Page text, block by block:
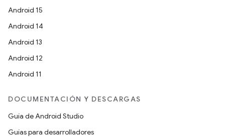
Android 15
Android 14
Android 13
Android 12
Android 11
DOCUMENTACIÓN Y DESCARGAS
Guía de Android Studio
Guías para desarrolladores